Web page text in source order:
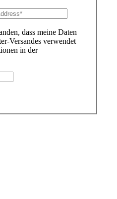
dass meine Daten
Versandes verwendet
in der